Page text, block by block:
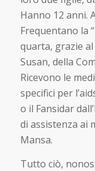
Hanno 12 anni.
Frequentano la
quarta, grazie
Susan, della
Ricevono le
specifici per
o il Fansidar
di assistenza ai
Mansa.
Tutto ciò,